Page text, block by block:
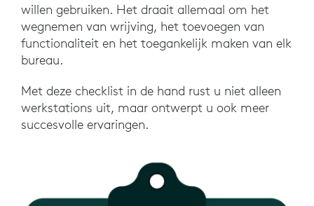
willen gebruiken. Het draait allemaal om het
wegnemen van wrijving, het toevoegen van
functionaliteit en het toegankelijk maken van elk
bureau.
Met deze checklist in de hand rust u niet alleen
werkstations uit, maar ontwerpt u ook meer
succesvolle ervaringen.